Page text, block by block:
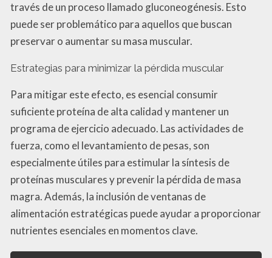
través de un proceso llamado gluconeogénesis. Esto
puede ser problemático para aquellos que buscan
preservar o aumentar su masa muscular.
Estrategias para minimizar la pérdida muscular
Para mitigar este efecto, es esencial consumir
suficiente proteína de alta calidad y mantener un
programa de ejercicio adecuado. Las actividades de
fuerza, como el levantamiento de pesas, son
especialmente útiles para estimular la síntesis de
proteínas musculares y prevenir la pérdida de masa
magra. Además, la inclusión de ventanas de
alimentación estratégicas puede ayudar a proporcionar
nutrientes esenciales en momentos clave.